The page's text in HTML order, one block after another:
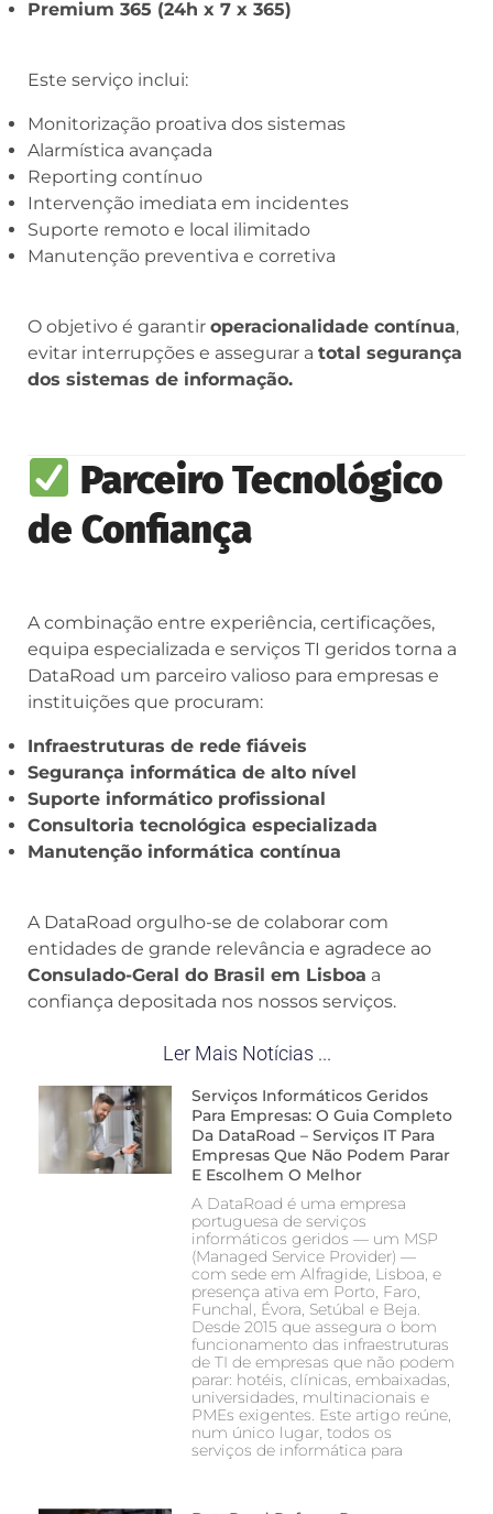
Premium 365 (24h x 7 x 365)
Este serviço inclui:
Monitorização proativa dos sistemas
Alarmística avançada
Reporting contínuo
Intervenção imediata em incidentes
Suporte remoto e local ilimitado
Manutenção preventiva e corretiva
O objetivo é garantir operacionalidade contínua,
evitar interrupções e assegurar a total segurança
dos sistemas de informação.
Parceiro Tecnológico
de Confiança
A combinação entre experiência, certificações,
equipa especializada e serviços TI geridos torna a
DataRoad um parceiro valioso para empresas e
instituições que procuram:
Infraestruturas de rede fiáveis
Segurança informática de alto nível
Suporte informático profissional
Consultoria tecnológica especializada
Manutenção informática contínua
A DataRoad orgulho-se de colaborar com
entidades de grande relevância e agradece ao
Consulado-Geral do Brasil em Lisboa a
confiança depositada nos nossos serviços.
Ler Mais Notícias ...
Serviços Informáticos Geridos
Para Empresas: O Guia Completo
Da DataRoad – Serviços IT Para
Empresas Que Não Podem Parar
E Escolhem O Melhor
A DataRoad é uma empresa
portuguesa de serviços
informáticos geridos — um MSP
(Managed Service Provider) —
com sede em Alfragide, Lisboa, e
presença ativa em Porto, Faro,
Funchal, Évora, Setúbal e Beja.
Desde 2015 que assegura o bom
funcionamento das infraestruturas
de TI de empresas que não podem
parar: hotéis, clínicas, embaixadas,
universidades, multinacionais e
PMEs exigentes. Este artigo reúne,
num único lugar, todos os
serviços de informática para